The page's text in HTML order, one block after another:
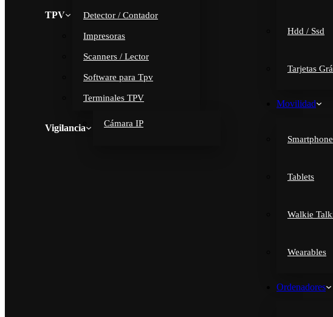
TPV Detector / Contador
Impresoras
Scanners / Lector
Software para Tpv
Terminales TPV
Vigilancia Cámara IP
Hdd / Ssd
Tarjetas
Movilidad
Smartphone
Tablets
Walkie
Wearables
Ordenadores